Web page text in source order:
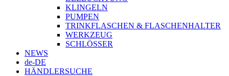
KLINGELN
PUMPEN
TRINKFLASCHEN & FLASCHENHALTER
WERKZEUG
SCHLÖSSER
NEWS
de-DE
HÄNDLERSUCHE